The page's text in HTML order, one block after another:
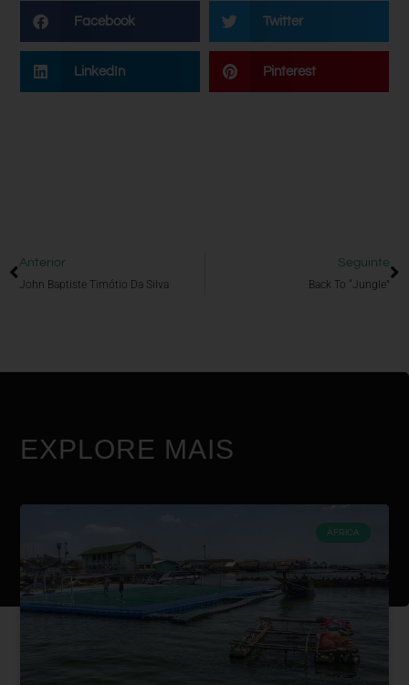
Facebook Twitter
LinkedIn Pinterest
Anterior
John Baptiste Timótio Da Silva
Seguinte
Back To “Jungle”
EXPLORE MAIS
ÁFRICA